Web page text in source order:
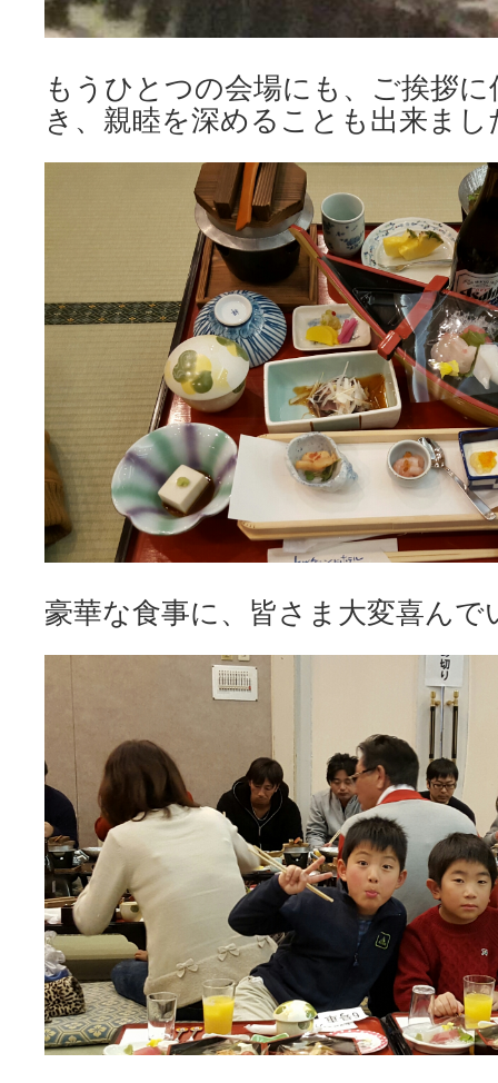
もうひとつの会場にも、ご挨拶
き、親睦を深めることも出来まし
豪華な食事に、皆さま大変喜んで